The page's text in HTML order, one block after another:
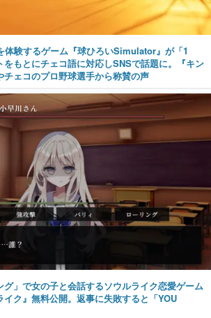
体験するゲーム『球ひろいSimulator』が「1
もとにチェコ語に対応しSNSで話題に。『キン
チェコのプロ野球選手から称賛の声
グ」で女の子と会話するソウルライク恋愛ゲーム
イク』無料公開。返事に失敗すると「YOU